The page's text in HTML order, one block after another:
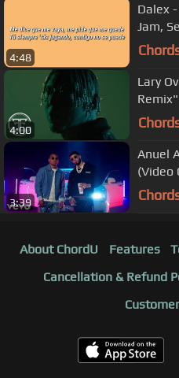
4:48
Dalex
Jam,
4:00
Lary
3:39
Anuel
(Video
About ChordU Features
Cancellation & Refund